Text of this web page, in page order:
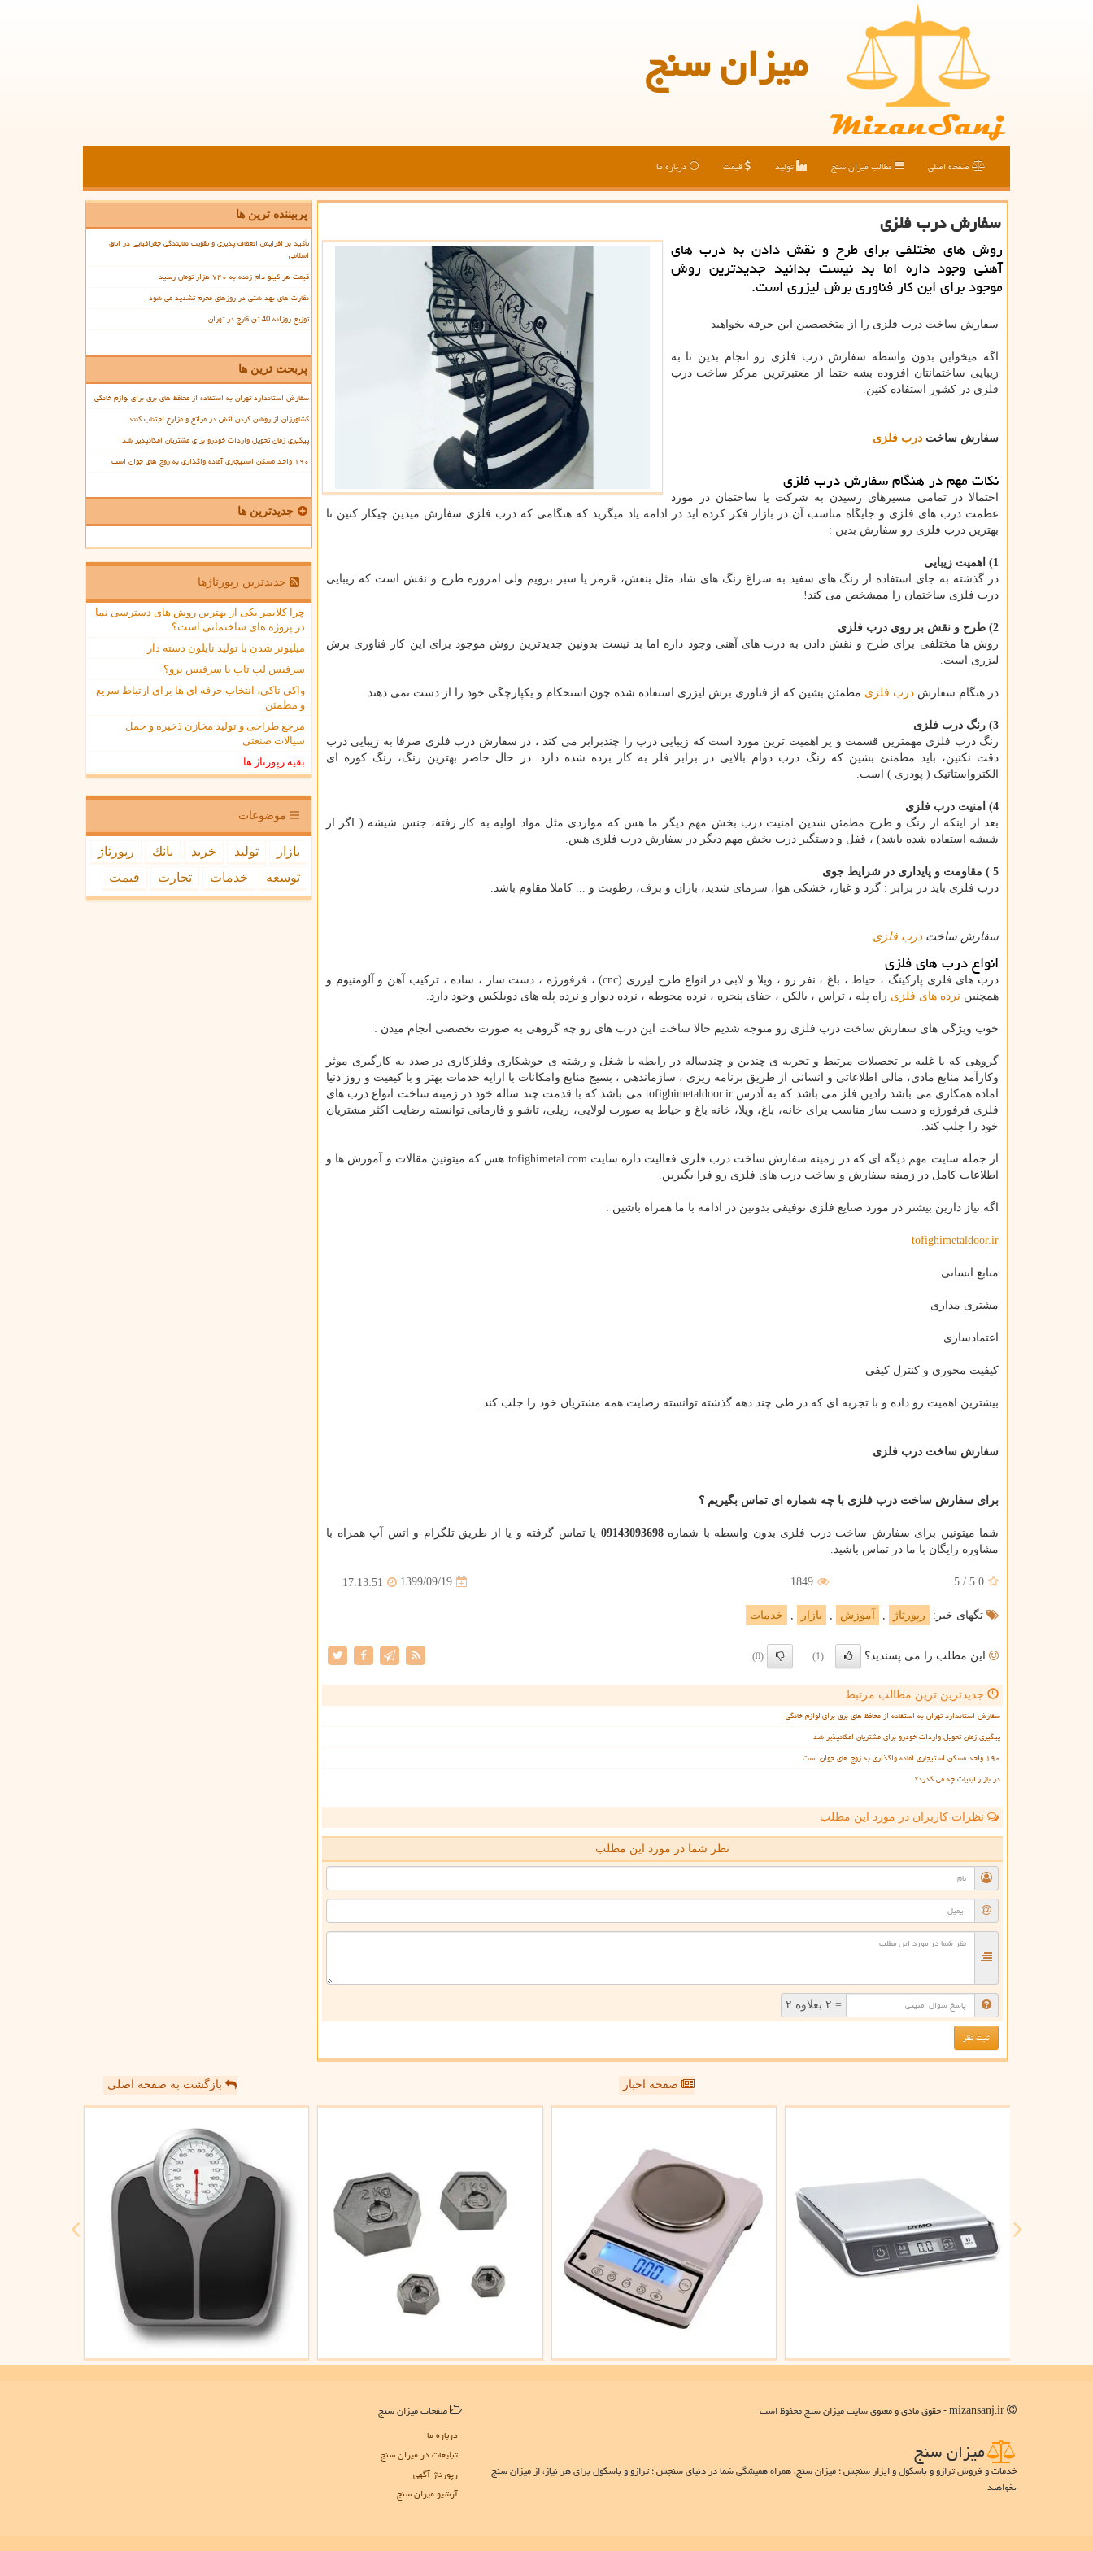
میزان سنج
صفحه اصلی مطالب میزان سنج تولید قیمت درباره ما
سفارش درب فلزی
روش های مختلفی برای طرح و نقش دادن به درب های
آهنی وجود داره اما بد نیست بدانید جدیدترین روش
موجود برای این كار فناوری برش لیزری است.
سفارش ساخت درب فلزی را از متخصصین این حرفه بخواهید
اگه میخواین بدون واسطه سفارش درب فلزی رو انجام بدین تا به
زیبایی ساختمانتان افزوده بشه حتما از معتبرترین مرکز ساخت درب
فلزی در کشور استفاده کنین.
سفارش ساخت درب فلزی
نکات مهم در هنگام سفارش درب فلزی
احتمالا در تمامی مسیرهای رسیدن به شرکت یا ساختمان در مورد
عظمت درب های فلزی و جایگاه مناسب آن در بازار فکر کرده اید در ادامه یاد میگرید که هنگامی که درب فلزی سفارش میدین چیکار کنین تا
بهترین درب فلزی رو سفارش بدین :
1) اهمیت زیبایی
در گذشته به جای استفاده از رنگ های سفید به سراغ رنگ های شاد مثل بنفش، قرمز یا سبز برویم ولی امروزه طرح و نقش است که زیبایی
درب فلزی ساختمان را ممشخص می کند!
2) طرح و نقش بر روی درب فلزی
روش ها مختلفی برای طرح و نقش دادن به درب های آهنی وجود داره اما بد نیست بدونین جدیدترین روش موجود برای این کار فناوری برش
لیزری است.
در هنگام سفارش درب فلزی مطمئن بشین که از فناوری برش لیزری استفاده شده چون استحکام و یکپارچگی خود را از دست نمی دهند.
3) رنگ درب فلزی
رنگ درب فلزی مهمترین قسمت و پر اهمیت ترین مورد است که زیبایی درب را چندبرابر می کند ، در سفارش درب فلزی صرفا به زیبایی درب
دقت نکنین، باید مطمنئ بشین که رنگ درب دوام بالایی در برابر فلز به کار برده شده دارد. در حال حاضر بهترین رنگ، رنگ کوره ای
الکترواستاتیک ( پودری ) است.
4) امنیت درب فلزی
بعد از اینکه از رنگ و طرح مطمئن شدین امنیت درب بخش مهم دیگر ما هس که مواردی مثل مواد اولیه به کار رفته، جنس شیشه ( اگر از
شیشه استفاده شده باشد) ، قفل و دستگیر درب بخش مهم دیگر در سفارش درب فلزی هس.
5 ) مقاومت و پایداری در شرایط جوی
درب فلزی باید در برابر : گرد و غبار، خشکی هوا، سرمای شدید، باران و برف، رطوبت و ... کاملا مقاوم باشد.
سفارش ساخت درب فلزی
انواع درب های فلزی
درب های فلزی پارکینگ ، حیاط ، باغ ، نفر رو ، ویلا و لابی در انواع طرح لیزری (cnc) ، فرفورژه ، دست ساز ، ساده ، ترکیب آهن و آلومنیوم و
همچنین نرده های فلزی راه پله ، تراس ، بالکن ، حفای پنجره ، نرده محوطه ، نرده دیوار و نرده پله های دوبلکس وجود دارد.
خوب ویژگی های سفارش ساخت درب فلزی رو متوجه شدیم حالا ساخت این درب های رو چه گروهی به صورت تخصصی انجام میدن :
گروهی که با غلبه بر تحصیلات مرتبط و تجربه ی چندین و چندساله در رابطه با شغل و رشته ی جوشکاری وفلزکاری در صدد به کارگیری موثر
وکارآمد منابع مادی، مالی اطلاعاتی و انسانی از طریق برنامه ریزی ، سازماندهی ، بسیج منابع وامکانات با ارایه خدمات بهتر و با کیفیت و روز دنیا
اماده همکاری می باشد رادین فلز می باشد که به آدرس tofighimetaldoor.ir می باشد که با قدمت چند ساله خود در زمینه ساخت انواع درب های
فلزی فرفورژه و دست ساز مناسب برای خانه، باغ، ویلا، خانه باغ و حیاط به صورت لولایی، ریلی، تاشو و قارمانی توانسته رضایت اکثر مشتریان
خود را جلب کند.
از جمله سایت مهم دیگه ای که در زمینه سفارش ساخت درب فلزی فعالیت داره سایت tofighimetal.com هس که میتونین مقالات و آموزش ها و
اطلاعات کامل در زمینه سفارش و ساخت درب های فلزی رو فرا بگیرین.
اگه نیاز دارین بیشتر در مورد صنایع فلزی توفیقی بدونین در ادامه با ما همراه باشین :
tofighimetaldoor.ir
منابع انسانی
مشتری مداری
اعتمادسازی
کیفیت محوری و کنترل کیفی
بیشترین اهمیت رو داده و با تجربه ای که در طی چند دهه گذشته توانسته رضایت همه مشتریان خود را جلب کند.
سفارش ساخت درب فلزی
برای سفارش ساخت درب فلزی با چه شماره ای تماس بگیریم ؟
شما میتونین برای سفارش ساخت درب فلزی بدون واسطه با شماره09143093698 یا تماس گرفته و یا از طریق تلگرام و اتس آپ همراه با
مشاوره رایگان با ما در تماس باشید.
5.0
/
5
1849
1399/09/19
17:13:51
تگهای خبر: رپورتاژ آموزش بازار خدمات
این مطلب را می پسندید؟ (1)
(0)
جدیدترین ترین مطالب مرتبط
سفارش استاندارد تهران به استفاده از محافظ های برق برای لوازم خانگی
پیگیری زمان تحویل واردات خودرو برای مشتریان امکانپذیر شد
۱۹۰ واحد مسکن استیجاری آماده واگذاری به زوج های جوان است
در بازار لبنیات چه می گذرد؟
نظرات کاربران در مورد این مطلب
نظر شما در مورد این مطلب
= ۲ بعلاوه ۲
پربیننده ترین ها
تأکید بر افزایش انعطاف پذیری و تقویت نمایندگی جغرافیایی در اتاق
اسلامی
قیمت هر کیلو دام زنده به ۷۴۰ هزار تومان رسید
نظارت های بهداشتی در روزهای محرم تشدید می شود
توزیع روزانه 40 تن قارچ در تهران
پربحث ترین ها
سفارش استاندارد تهران به استفاده از محافظ های برق برای لوازم خانگی
کشاورزان از روشن کردن آتش در مراتع و مزارع اجتناب کنند
پیگیری زمان تحویل واردات خودرو برای مشتریان امکانپذیر شد
۱۹۰ واحد مسکن استیجاری آماده واگذاری به زوج های جوان است
جدیدترین ها
جدیدترین رپورتاژها
چرا کلایمر یکی از بهترین روش های دسترسی نما
در پروژه های ساختمانی است؟
میلیونر شدن با تولید نایلون دسته دار
سرفیس لپ تاپ یا سرفیس پرو؟
واکی تاکی، انتخاب حرفه ای ها برای ارتباط سریع
و مطمئن
مرجع طراحی و تولید مخازن ذخیره و حمل
سیالات صنعتی
بقیه رپورتاژ ها
موضوعات
بازار تولید خرید بانك
رپورتاژ
توسعه
خدمات تجارت قیمت
صفحه اخبار بازگشت به صفحه اصلی
میزان سنج
خدمات و فروش ترازو و باسکول و ابزار سنجش ؛ میزان سنج، همراه همیشگی شما در دنیای سنجش ؛ ترازو و باسکول برای هر نیاز، از میزان سنج
بخواهید
صفحات میزان سنج
درباره ما
تبلیغات در میزان سنج
رپورتاژ آگهی
آرشیو میزان سنج